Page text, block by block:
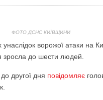
ФОТО ДСНС КИЇВЩИНИ
унаслідок ворожої атаки на
зросла до шести людей.
другої дня повідомляє